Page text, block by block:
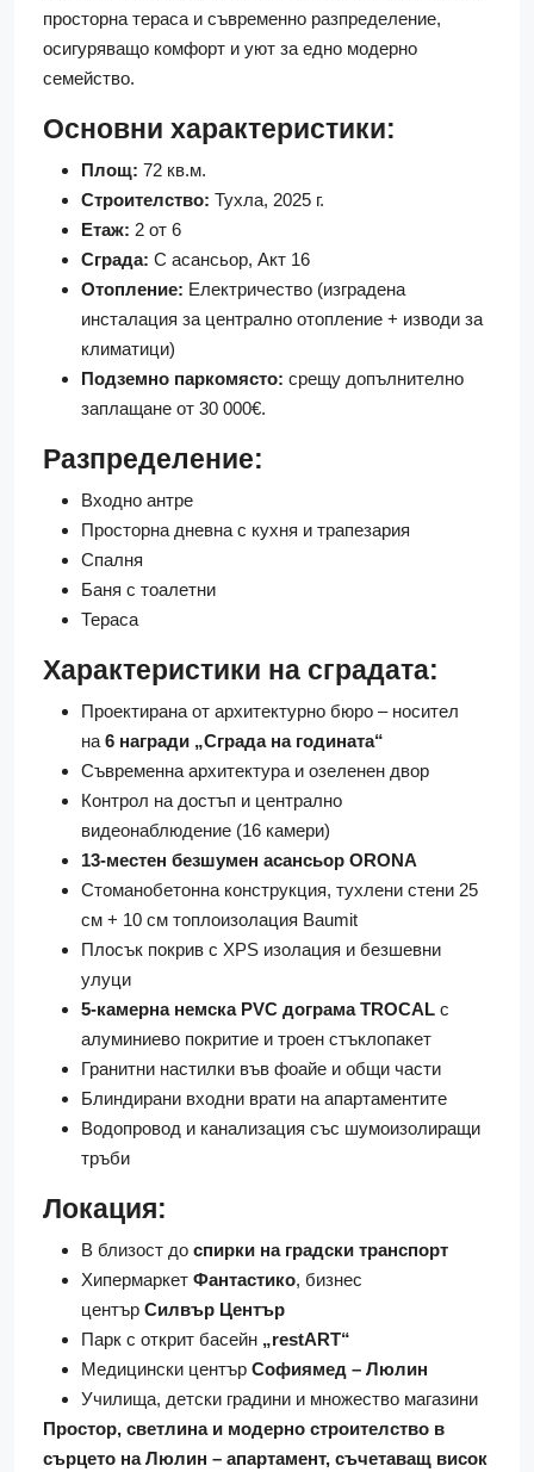
просторна тераса и съвременно разпределение,
осигуряващо комфорт и уют за едно модерно
семейство.
Основни характеристики:
Площ: 72 кв.м.
Строителство: Тухла, 2025 г.
Етаж: 2 от 6
Сграда: С асансьор, Акт 16
Отопление: Електричество (изградена
инсталация за централно отопление + изводи за
климатици)
Подземно паркомясто: срещу допълнително
заплащане от 30 000€.
Разпределение:
Входно антре
Просторна дневна с кухня и трапезария
Спалня
Баня с тоалетни
Тераса
Характеристики на сградата:
Проектирана от архитектурно бюро – носител
на 6 награди „Сграда на годината“
Съвременна архитектура и озеленен двор
Контрол на достъп и централно
видеонаблюдение (16 камери)
13-местен безшумен асансьор ORONA
Стоманобетонна конструкция, тухлени стени 25
см + 10 см топлоизолация Baumit
Плосък покрив с XPS изолация и безшевни
улуци
5-камерна немска PVC дограма TROCAL с
алуминиево покритие и троен стъклопакет
Гранитни настилки във фоайе и общи части
Блиндирани входни врати на апартаментите
Водопровод и канализация със шумоизолиращи
тръби
Локация:
В близост до спирки на градски транспорт
Хипермаркет Фантастико, бизнес
център Силвър Център
Парк с открит басейн „restART“
Медицински център Софиямед – Люлин
Училища, детски градини и множество магазини
Простор, светлина и модерно строителство в
сърцето на Люлин – апартамент, съчетаващ висок